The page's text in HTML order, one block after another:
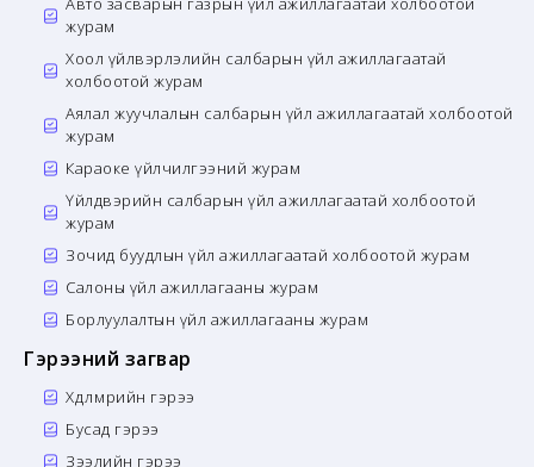
журам
Хоол үйлвэрлэлийн салбарын үйл ажиллагаатай
холбоотой журам
Аялал жуучлалын салбарын үйл ажиллагаатай холбоотой
журам
Караоке үйлчилгээний журам
Үйлдвэрийн салбарын үйл ажиллагаатай холбоотой
журам
Зочид буудлын үйл ажиллагаатай холбоотой журам
Салоны үйл ажиллагааны журам
Борлуулалтын үйл ажиллагааны журам
Гэрээний загвар
Хөдөлмөрийн гэрээ
Бусад гэрээ
Зээлийн гэрээ